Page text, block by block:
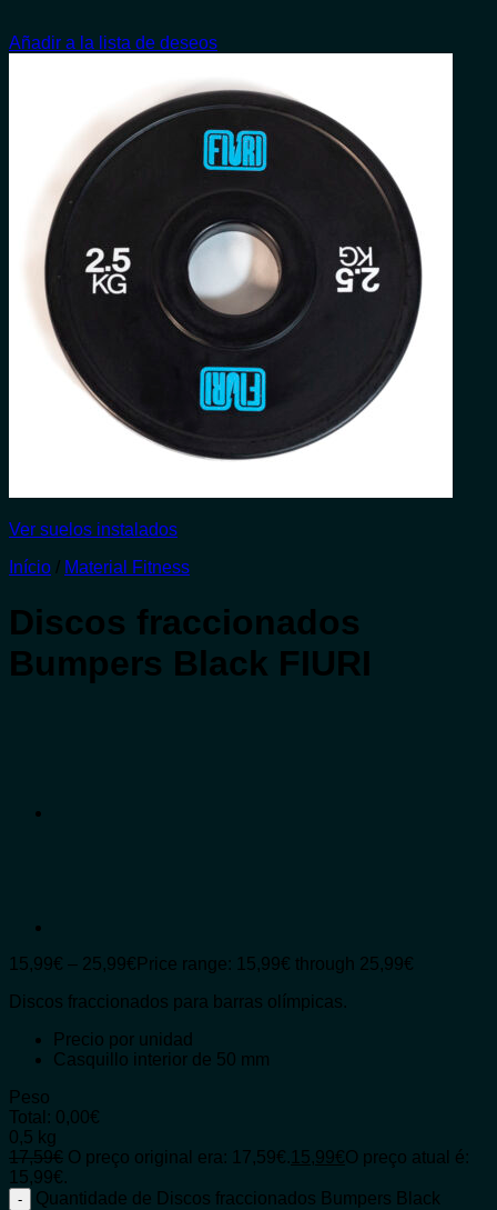
Añadir a la lista de deseos
Ver suelos instalados
Início / Material Fitness
Discos fraccionados
Bumpers Black FIURI
15,99€ – 25,99€ Price range: 15,99€ through 25,99€
Discos fraccionados para barras olímpicas.
Precio por unidad
Casquillo interior de 50 mm
Peso
Total: 0,00€
0,5 kg
17,59€ O preço original era: 17,59€.15,99€O preço atual é:
15,99€.
Quantidade de Discos fraccionados Bumpers Black